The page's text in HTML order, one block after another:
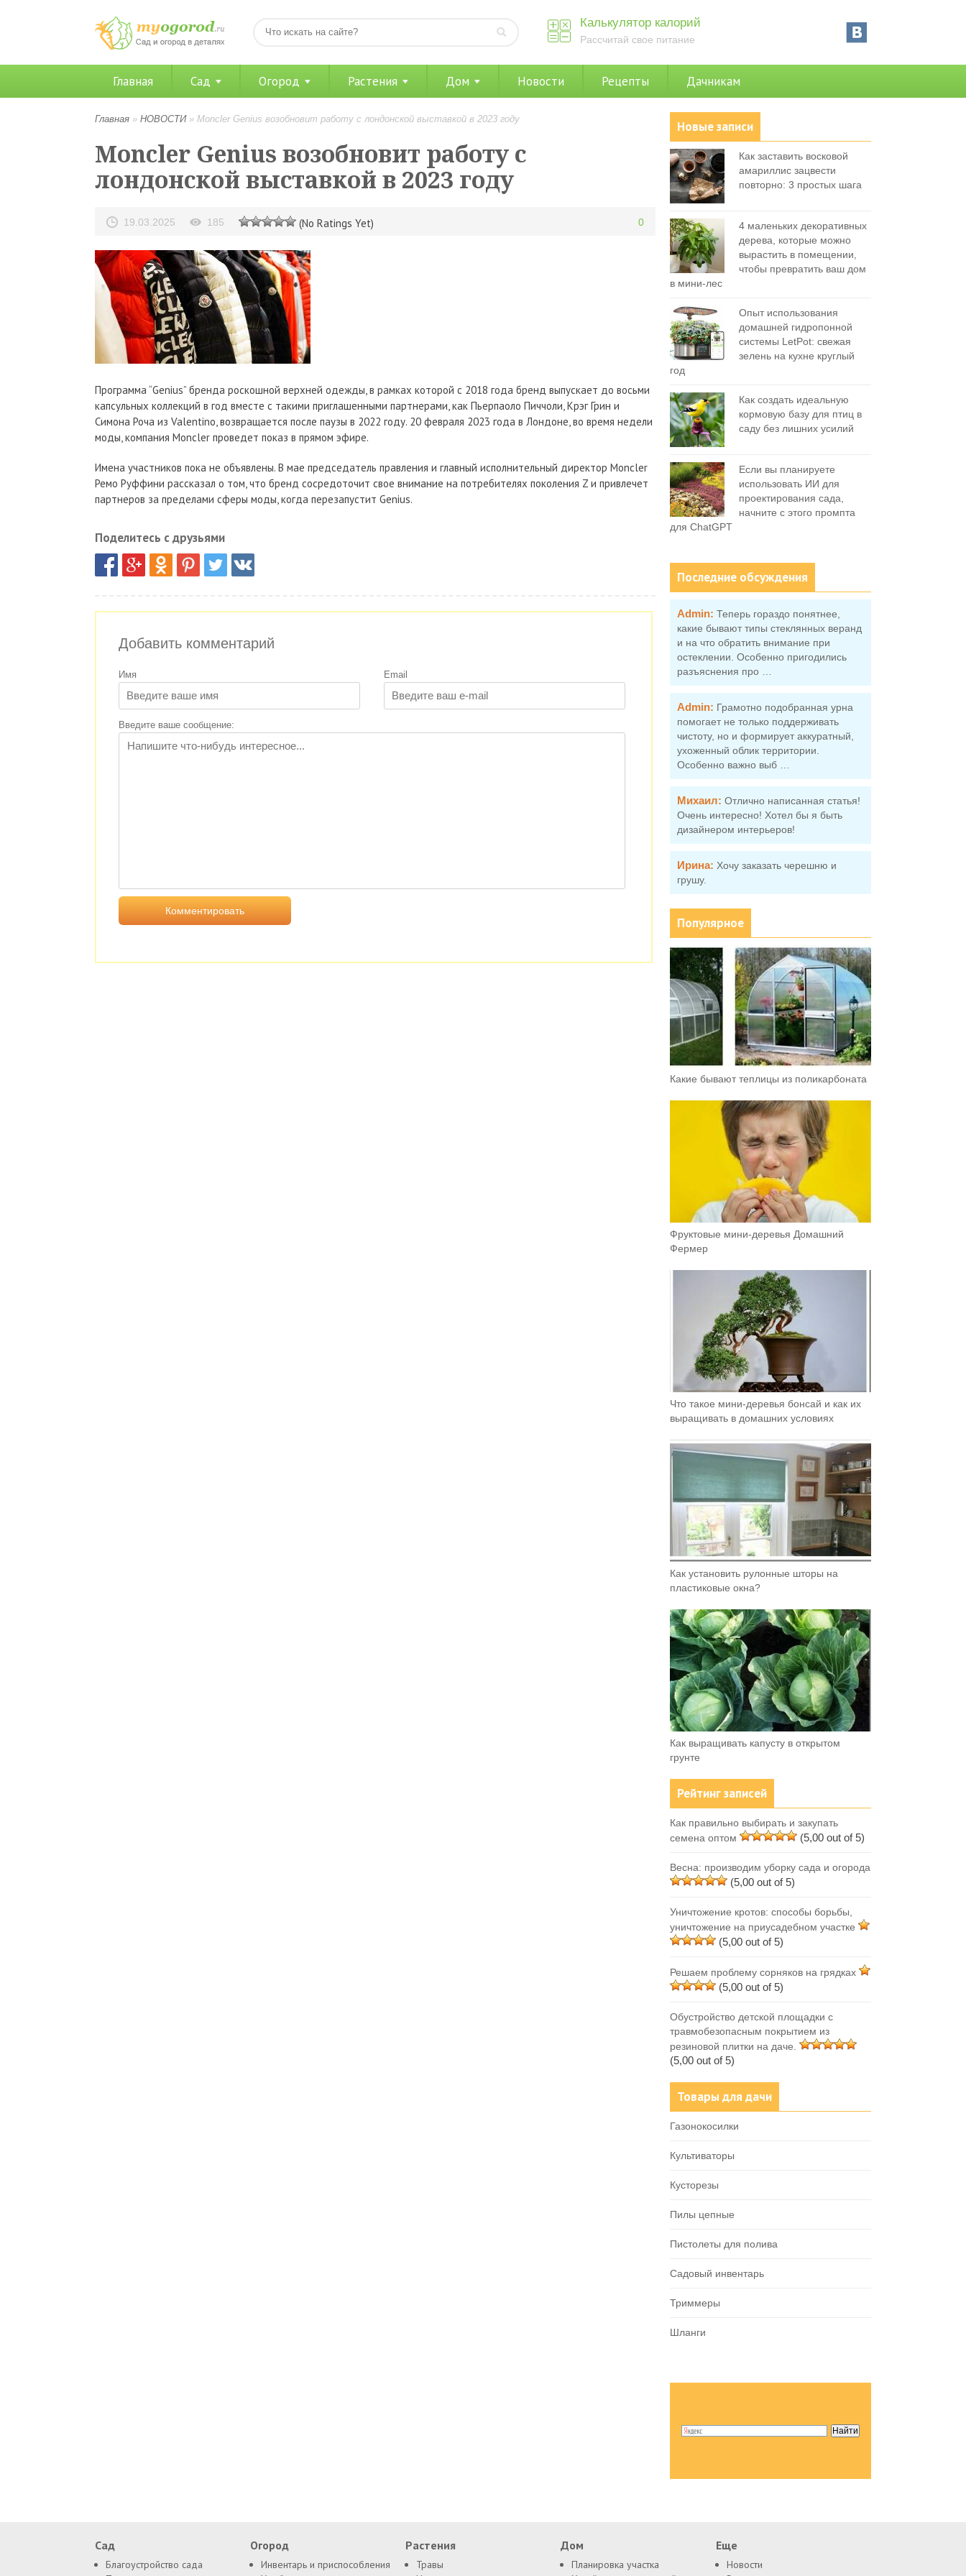
Калькулятор калорий
Рассчитай свое питание
Главная Сад Огород Растения Дом Новости Рецепты Дачникам
Главная » НОВОСТИ» Moncler Genius возобновит работу с лондонской выставкой в 2023 году
Moncler Genius возобновит работу с
лондонской выставкой в 2023 году
19.03.2025 185 (No Ratings Yet) 0
Программа “Genius” бренда роскошной верхней одежды, в рамках которой с 2018 года бренд выпускает до восьми
капсульных коллекций в год вместе с такими приглашенными партнерами, как Пьерпаоло Пиччоли, Крэг Грин и
Симона Роча из Valentino, возвращается после паузы в 2022 году. 20 февраля 2023 года в Лондоне, во время недели
моды, компания Moncler проведет показ в прямом эфире.
Имена участников пока не объявлены. В мае председатель правления и главный исполнительный директор Moncler
Ремо Руффини рассказал о том, что бренд сосредоточит свое внимание на потребителях поколения Z и привлечет
партнеров за пределами сферы моды, когда перезапустит Genius.
Поделитесь с друзьями
Добавить комментарий
Имя Email
Введите ваше сообщение:
Новые записи
Как заставить восковой
амариллис зацвести
повторно: 3 простых шага
4 маленьких декоративных
дерева, которые можно
вырастить в помещении,
чтобы превратить ваш дом
в мини-лес
Опыт использования
домашней гидропонной
системы LetPot: свежая
зелень на кухне круглый
год
Как создать идеальную
кормовую базу для птиц в
саду без лишних усилий
Если вы планируете
использовать ИИ для
проектирования сада,
начните с этого промпта
для ChatGPT
Последние обсуждения
Admin: Теперь гораздо понятнее,
какие бывают типы стеклянных веранд
и на что обратить внимание при
остеклении. Особенно пригодились
разъяснения про …
Admin: Грамотно подобранная урна
помогает не только поддерживать
чистоту, но и формирует аккуратный,
ухоженный облик территории.
Особенно важно выб …
Михаил: Отлично написанная статья!
Очень интересно! Хотел бы я быть
дизайнером интерьеров!
Ирина: Хочу заказать черешню и
грушу.
Популярное
Какие бывают теплицы из поликарбоната
Фруктовыe мини-деревья Домашний
Фермер
Что такое мини-деревья бонсай и как их
выращивать в домашних условиях
Как установить рулонные шторы на
пластиковые окна?
Как выращивать капусту в открытом
грунте
Рейтинг записей
Как правильно выбирать и закупать
семена оптом
(5,00 out of 5)
Весна: производим уборку сада и огорода
(5,00 out of 5)
Уничтожение кротов: способы борьбы,
уничтожение на приусадебном участке
(5,00 out of 5)
Решаем проблему сорняков на грядках
(5,00 out of 5)
Обустройство детской площадки с
травмобезопасным покрытием из
резиновой плитки на даче.
(5,00 out of 5)
Товары для дачи
Газонокосилки
Культиваторы
Кусторезы
Пилы цепные
Пистолеты для полива
Садовый инвентарь
Триммеры
Шланги
Сад
Благоустройство сада
Огород
Инвентарь и приспособления
Растения
Травы
Дом
Планировка участка
Еще
Новости